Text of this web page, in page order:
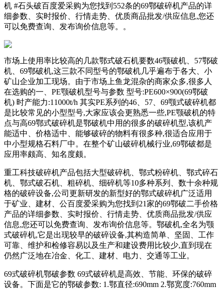
机 #石头破百度爱采购为您找到552条的69鄂破碎机产品的详
细参数、实时报价、行情走势、优质商品批发/供应信息,您还
可以免费查询、发布询价信息等。。
市场上使用率比较高的几款鄂式破石机要数46颚破机、57鄂破
机、69鄂破机,这三款不同型号的鄂破机几乎遍布于各大、小
矿山企业加工现场。由于市场上鱼龙混杂的商家众多,很多人
在选购的一、PE颚破机型号与参数 型号:PE600×900(69鄂破
机) 时产能力:11000t/h 其实PE系列的46、57、69颚式破碎机都
是比较常见的小型型号,大家应该会更熟悉一些,PE颚破机的特
点与高69鄂式破碎机是鄂破机中用的很多的破碎机型,该机产
能适中、价格适中、能够破碎的物料有很多种,很适合应用于
中小型规格石料厂中。在整个矿山破碎机械行业,69鄂破都是
应用率颇高、知名度颇。
重工科技破碎机产品包括大型破碎机、鄂式粉碎机、鄂式碎石
机、鄂式破石机、粗碎机、细碎机等10多种系列、数十余种规
格的破碎设备,公司更新研发的新型好的鄂式破碎机广泛适用
于矿业、建材、公百度爱采购为您找到21家的69鄂破二手价格
产品的详细参数、实时报价、行情走势、优质商品批发/供应
信息,您还可以免费查询、发布询价信息等。鄂破机,全名为颚
式破碎机,它是出现较早的破碎设备,其构造简单、坚固、工作
可靠、维护和检修容易以及生产和建设费用比较少,直到现在
仍然广泛地在冶金、化工、建材、电力、交通等工业。
69式破碎机鄂破参数 69式破碎机是高效、节能、环保的破碎
设备。下面是它的鄂破参数: 1.鄂直径:690mm 2.鄂宽度:760mm